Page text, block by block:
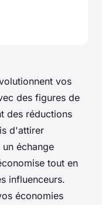
vos
des figures de
des réductions
d'attirer
échange
tout en
influenceurs.
économies